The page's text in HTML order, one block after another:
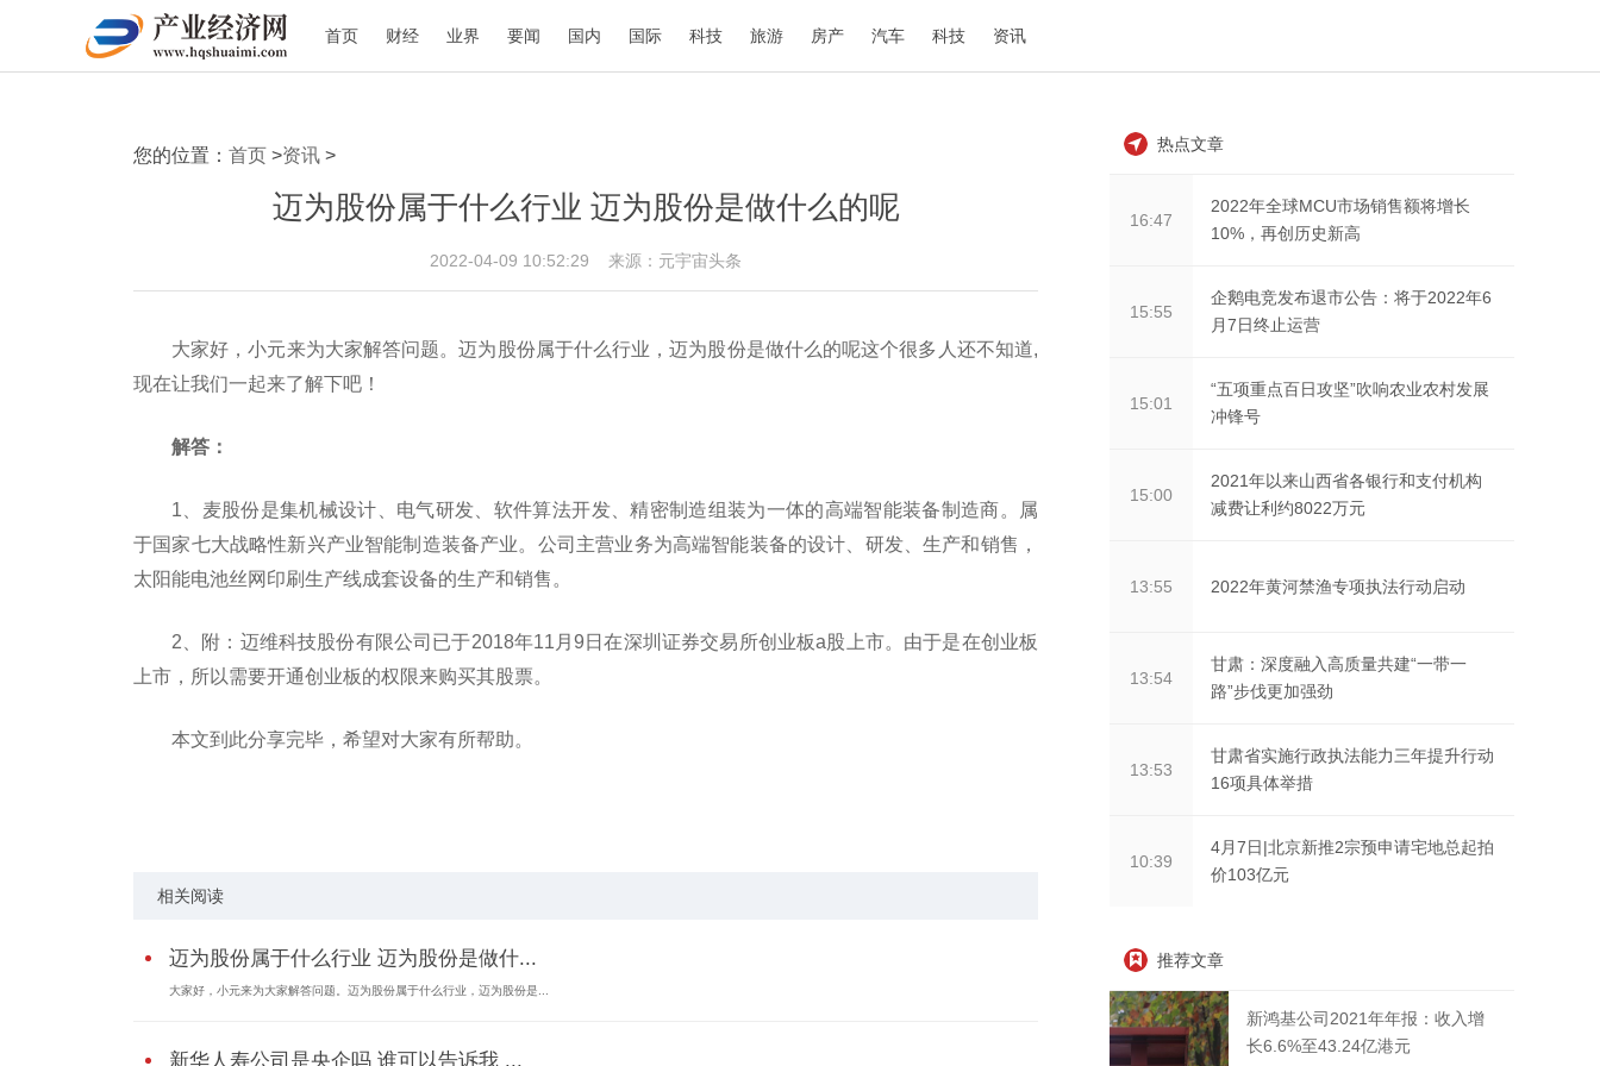
首页 财经 业界 要闻 国内 国际 科技 旅游 房产 汽车 科技 资讯
您的位置： 首页 >资讯 >
迈为股份属于什么行业 迈为股份是做什么的呢
2022-04-09 10:52:29 来源：元宇宙头条
大家好，小元来为大家解答问题。迈为股份属于什么行业，迈为股份是做什么的呢这个很多人还不知道,
现在让我们一起来了解下吧！
解答：
1、麦股份是集机械设计、电气研发、软件算法开发、精密制造组装为一体的高端智能装备制造商。属
于国家七大战略性新兴产业智能制造装备产业。公司主营业务为高端智能装备的设计、研发、生产和销售，
太阳能电池丝网印刷生产线成套设备的生产和销售。
2、附：迈维科技股份有限公司已于2018年11月9日在深圳证券交易所创业板a股上市。由于是在创业板
上市，所以需要开通创业板的权限来购买其股票。
本文到此分享完毕，希望对大家有所帮助。
相关阅读
迈为股份属于什么行业 迈为股份是做什...
大家好，小元来为大家解答问题。迈为股份属于什么行业，迈为股份是...
新华人寿公司是央企吗 谁可以告诉我 ...
热点文章
16:47
2022年全球MCU市场销售额将增长
10%，再创历史新高
15:55
企鹅电竞发布退市公告：将于2022年6
月7日终止运营
15:01
“五项重点百日攻坚”吹响农业农村发展
冲锋号
15:00
2021年以来山西省各银行和支付机构
减费让利约8022万元
13:55 2022年黄河禁渔专项执法行动启动
13:54
甘肃：深度融入高质量共建“一带一
路”步伐更加强劲
13:53
甘肃省实施行政执法能力三年提升行动
16项具体举措
10:39
4月7日|北京新推2宗预申请宅地总起拍
价103亿元
推荐文章
新鸿基公司2021年年报：收入增
长6.6%至43.24亿港元